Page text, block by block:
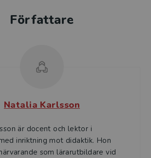
Författare
Natalia Karlsson
är docent och lektor i
inriktning mot didaktik. Hon
som lärarutbildare vid